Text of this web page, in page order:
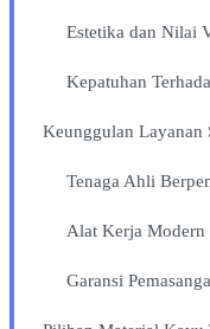
Estetika dan Nilai
Kepatuhan
Keunggulan Layanan
Tenaga Ahli
Alat Kerja Modern
Garansi